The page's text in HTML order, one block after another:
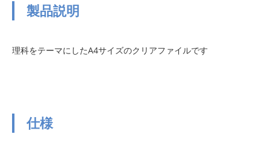
製品説明
理科をテーマにしたA4サイズのクリアファイルです
仕様